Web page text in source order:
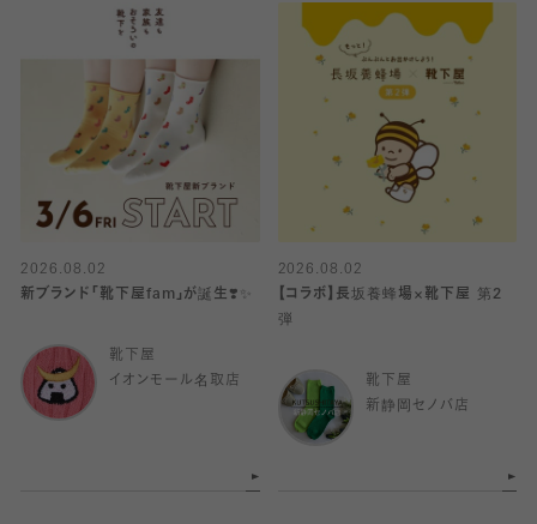
2026.08.02
新ブランド「靴下屋fam」が誕生❣️✨
靴下屋
イオンモール名取店
2026.08.02
【コラボ】長坂養蜂場×靴下屋 第2
弾
靴下屋
新静岡セノバ店